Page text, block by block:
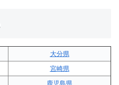
大分県
宮崎県
鹿児島県